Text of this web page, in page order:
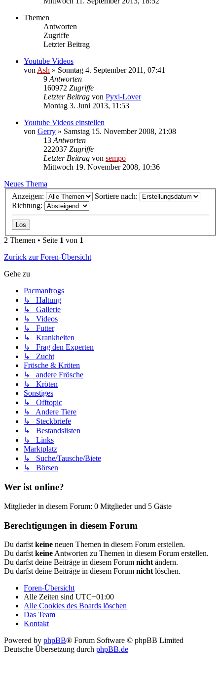
Themen
Antworten
Zugriffe
Letzter Beitrag
Youtube Videos
von Ash » Sonntag 4. September 2011, 07:41
9 Antworten
160972 Zugriffe
Letzter Beitrag von Pyxi-Lover
Montag 3. Juni 2013, 11:53
Youtube Videos einstellen
von Gerry » Samstag 15. November 2008, 21:08
13 Antworten
222037 Zugriffe
Letzter Beitrag von sempo
Mittwoch 19. November 2008, 10:36
Neues Thema
Anzeigen:
Sortiere nach:
Richtung:
2 Themen • Seite 1 von 1
Zurück zur Foren-Übersicht
Gehe zu
Pacmanfrogs
↳ Haltung
↳ Gallerie
↳ Videos
↳ Futter
↳ Krankheiten
↳ Frag den Experten
↳ Zucht
Frösche & Kröten
↳ andere Frösche
↳ Kröten
Sonstiges
↳ Offtopic
↳ Andere Tiere
↳ Steckbriefe
↳ Bestandslisten
↳ Links
Marktplatz
↳ Suche/Tausche/Biete
↳ Börsen
Wer ist online?
Mitglieder in diesem Forum: 0 Mitglieder und 5 Gäste
Berechtigungen in diesem Forum
Du darfst keine neuen Themen in diesem Forum erstellen.
Du darfst keine Antworten zu Themen in diesem Forum erstellen.
Du darfst deine Beiträge in diesem Forum nicht ändern.
Du darfst deine Beiträge in diesem Forum nicht löschen.
Foren-Übersicht
Alle Zeiten sind UTC+01:00
Alle Cookies des Boards löschen
Das Team
Kontakt
Powered by phpBB® Forum Software © phpBB Limited
Deutsche Übersetzung durch phpBB.de